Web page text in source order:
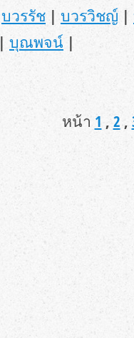
บวรรัช |บวรวิชญ์ |
| บุณพจน์ |
หน้า 1 , 2 ,